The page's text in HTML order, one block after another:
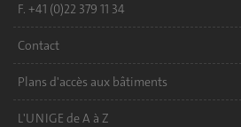
F. +41 (0)22 379 11 34
Contact
Plans d'accès aux bâtiments
L'UNIGE de A à Z